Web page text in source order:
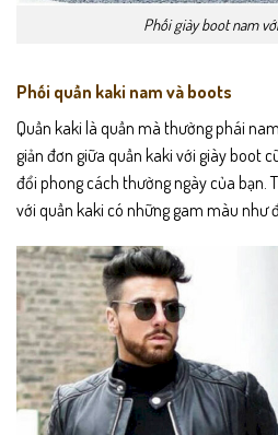
Phối giày boot nam
Phối quần kaki nam và boots
Quần kaki là quần mà thường phái
giản đơn giữa quần kaki với giày boot
đổi phong cách thường ngày của bạn.
với quần kaki có những gam màu như